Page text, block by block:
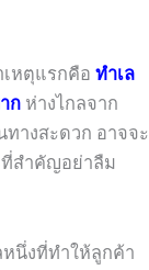
หตุแรกคือ ทำเล
ก ห่างไกลจาก
างสะดวก อาจจะ
สำคัญอย่าลืม
หนึ่งที่ทำให้ลูกค้า